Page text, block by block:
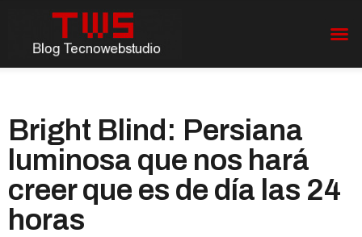
Bright Blind: Persiana
luminosa que nos hará
creer que es de día las 24
horas